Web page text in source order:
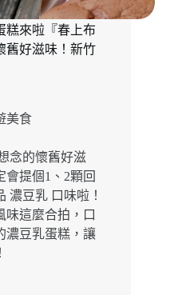
糕來啦『春上布
舊好滋味！新竹
美食
念的懷舊好滋
會提個1、2顆回
濃豆乳 口味啦！
味這麼合拍，口
濃豆乳蛋糕，讓